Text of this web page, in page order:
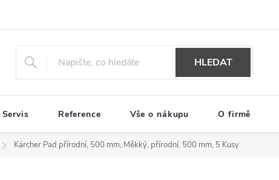
HLEDAT
Servis Reference Vše o nákupu O firmě
Kärcher Pad přírodní, 500 mm, Měkký, přírodní, 500 mm, 5 Kusy